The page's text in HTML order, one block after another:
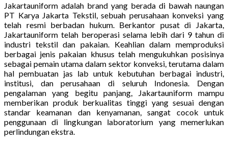
Jakartauniform adalah brand yang berada di bawah naungan
PT Karya Jakarta Tekstil, sebuah perusahaan konveksi yang
telah resmi berbadan hukum. Berkantor pusat di Jakarta,
Jakartauniform telah beroperasi selama lebih dari 9 tahun di
industri tekstil dan pakaian. Keahlian dalam memproduksi
berbagai jenis pakaian khusus telah mengukuhkan posisinya
sebagai pemain utama dalam sektor konveksi, terutama dalam
hal pembuatan jas lab untuk kebutuhan berbagai industri,
institusi, dan perusahaan di seluruh Indonesia. Dengan
pengalaman yang begitu panjang, Jakartauniform mampu
memberikan produk berkualitas tinggi yang sesuai dengan
standar keamanan dan kenyamanan, sangat cocok untuk
penggunaan di lingkungan laboratorium yang memerlukan
perlindungan ekstra.